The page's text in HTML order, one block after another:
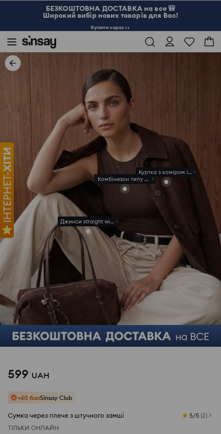
БЕЗКОШТОВНА ДОСТАВКА на все 🎒
Широкий вибір нових товарів для Вас!
Купити зараз >>
Джинси straight wide leg з високою талією
Комбінезон типу боді дівчачий
Куртка з коміром із штучного
599 UAH
+60 балSinsay Club
Сумка через плече з штучного замші 5/5 (2)
ТІЛЬКИ ОНЛАЙН